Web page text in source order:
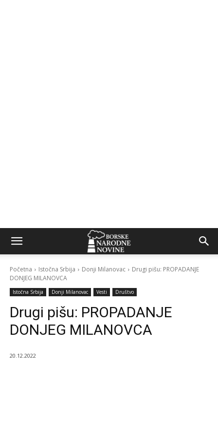
Početna Istočna Srbija Donji Milanovac
Drugi pišu: PROPADANJE
DONJEG MILANOVCA
Istočna Srbija Donji Milanovac Vesti Društvo
Drugi pišu: PROPADANJE
DONJEG MILANOVCA
20.12.2022